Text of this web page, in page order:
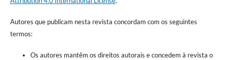
Autores que publicam nesta revista concordam com os seguintes
termos:
Os autores mantêm os direitos autorais e concedem à revista o